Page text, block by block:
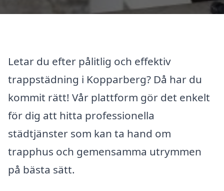
Letar du efter pålitlig och effektiv
trappstädning i Kopparberg? Då har du
kommit rätt! Vår plattform gör det enkelt
för dig att hitta professionella
städtjänster som kan ta hand om
trapphus och gemensamma utrymmen
på bästa sätt.